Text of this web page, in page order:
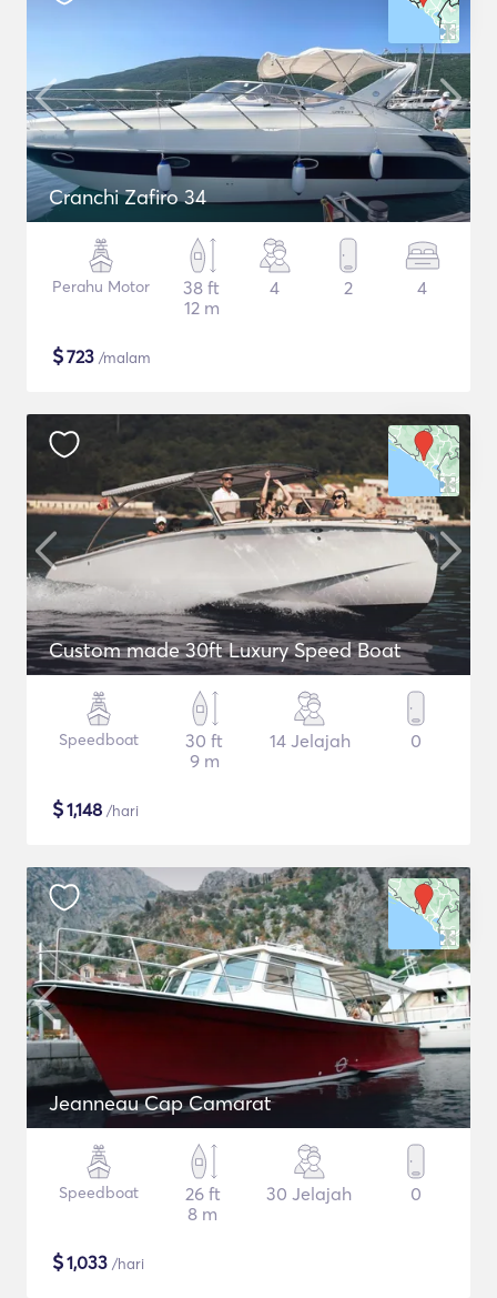
Cranchi Zafiro 34
Perahu Motor
38 ft
12 m
4 2 4
$723 /malam
Custom made 30ft Luxury Speed Boat
Speedboat
30 ft
9 m
14 Jelajah 0
$1,148 /hari
Jeanneau Cap Camarat
Speedboat
26 ft
8 m
30 Jelajah 0
$1,033 /hari